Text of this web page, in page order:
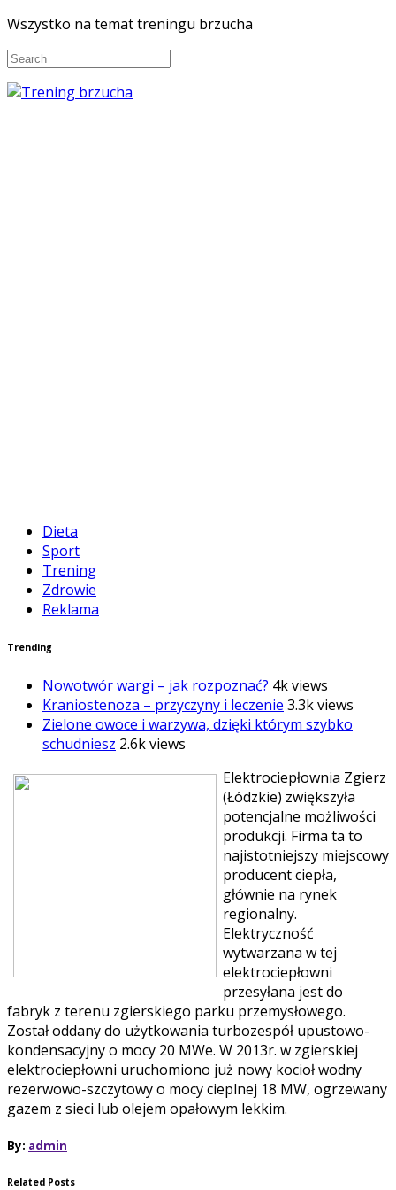
Wszystko na temat treningu brzucha
Dieta
Sport
Trening
Zdrowie
Reklama
Trending
Nowotwór wargi – jak rozpoznać? 4k views
Kraniostenoza – przyczyny i leczenie 3.3k views
Zielone owoce i warzywa, dzięki którym szybko
schudniesz 2.6k views
Elektrociepłownia Zgierz
(Łódzkie) zwiększyła
potencjalne możliwości
produkcji. Firma ta to
najistotniejszy miejscowy
producent ciepła,
głównie na rynek
regionalny.
Elektryczność
wytwarzana w tej
elektrociepłowni
przesyłana jest do
fabryk z terenu zgierskiego parku przemysłowego.
Został oddany do użytkowania turbozespół upustowo-
kondensacyjny o mocy 20 MWe. W 2013r. w zgierskiej
elektrociepłowni uruchomiono już nowy kocioł wodny
rezerwowo-szczytowy o mocy cieplnej 18 MW, ogrzewany
gazem z sieci lub olejem opałowym lekkim.
By: admin
Related Posts